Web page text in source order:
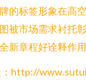
标签形象在
市场需求衬
新章程好诠释作
：http://